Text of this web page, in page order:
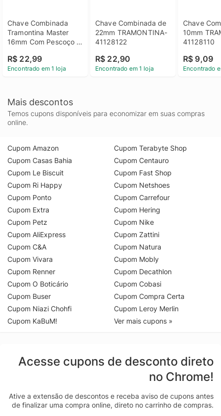
Chave Combinada
Tramontina Master
16mm Com Pescoço
Especial Cromado
R$ 22,99
Encontrado em 1 loja
Chave Combinada de
22mm TRAMONTINA-
41128122
R$ 22,90
Encontrado em 1 loja
Chave
10mm
41128110
R$ 9,09
Encontrado
Mais descontos
Temos cupons disponíveis para economizar em suas compras
online.
Cupom Amazon
Cupom Casas Bahia
Cupom Le Biscuit
Cupom Ri Happy
Cupom Ponto
Cupom Extra
Cupom Petz
Cupom AliExpress
Cupom C&A
Cupom Vivara
Cupom Renner
Cupom O Boticário
Cupom Buser
Cupom Niazi Chohfi
Cupom KaBuM!
Cupom Terabyte Shop
Cupom Centauro
Cupom Fast Shop
Cupom Netshoes
Cupom Carrefour
Cupom Hering
Cupom Nike
Cupom Zattini
Cupom Natura
Cupom Mobly
Cupom Decathlon
Cupom Cobasi
Cupom Compra Certa
Cupom Leroy Merlin
Ver mais cupons »
Acesse cupons de desconto direto
no Chrome!
Ative a extensão de descontos e receba aviso de cupons antes
de finalizar uma compra online, direto no carrinho de compras.